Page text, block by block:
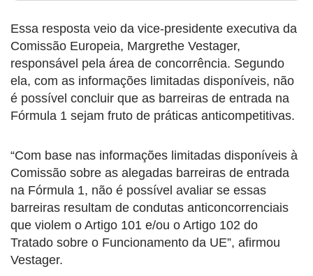
Essa resposta veio da vice-presidente executiva da
Comissão Europeia, Margrethe Vestager,
responsável pela área de concorrência. Segundo
ela, com as informações limitadas disponíveis, não
é possível concluir que as barreiras de entrada na
Fórmula 1 sejam fruto de práticas anticompetitivas.
“Com base nas informações limitadas disponíveis à
Comissão sobre as alegadas barreiras de entrada
na Fórmula 1, não é possível avaliar se essas
barreiras resultam de condutas anticoncorrenciais
que violem o Artigo 101 e/ou o Artigo 102 do
Tratado sobre o Funcionamento da UE”, afirmou
Vestager.